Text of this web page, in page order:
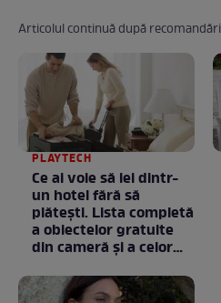
Articolul continuă după recomandări
PLAYTECH
Ce ai voie să iei dintr-
un hotel fără să
plătești. Lista completă
a obiectelor gratuite
din cameră și a celor
proprietatea unității